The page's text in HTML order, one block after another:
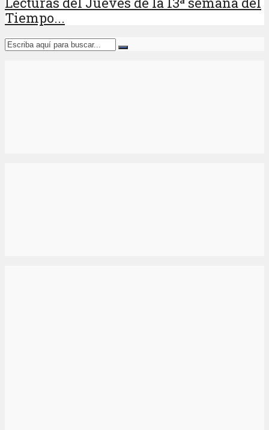
Tiempo...